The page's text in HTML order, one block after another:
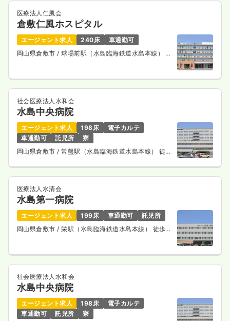
医療法人仁風会
倉敷仁風ホスピタル
エージェント求人 240床
車通勤可
岡山県倉敷市 / 球場前駅（水島臨海鉄道水島本線） 徒
社会医療法人水和会
水島中央病院
エージェント求人 198床
電子カルテ
車通勤可
託児所
寮
岡山県倉敷市/ 常盤駅（水島臨海鉄道水島本線） 徒歩
医療法人水清会
水島第一病院
エージェント求人 199床 車通勤可
託児所
岡山県倉敷市 / 栄駅（水島臨海鉄道水島本線） 徒歩
社会医療法人水和会
水島中央病院
エージェント求人 198床
電子カルテ
車通勤可
託児所 寮